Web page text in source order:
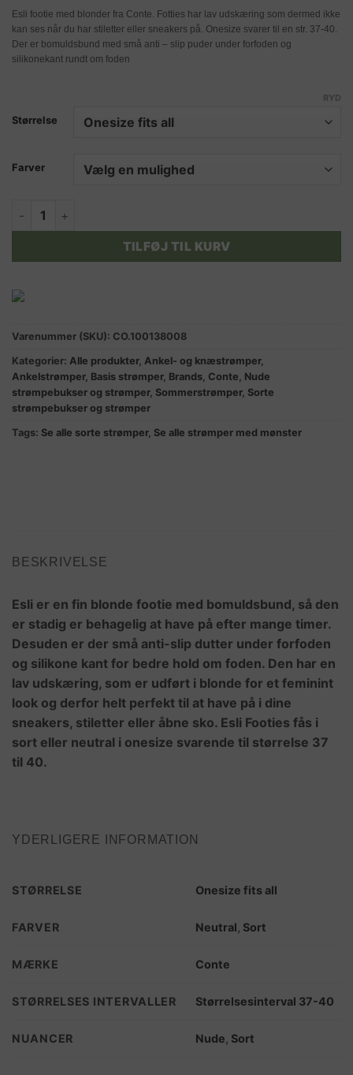
Esli footie med blonder fra Conte. Fotties har lav udskæring som dermed ikke
kan ses når du har stiletter eller sneakers på. Onesize svarer til en str. 37-40.
Der er bomuldsbund med små anti – slip puder under forfoden og
silikonekant rundt om foden
Størrelse
Farver
RYD
ESLI FOOTIE med blonde sort eller neutral antal
TILFØJ TIL KURV
Varenummer (SKU): CO.100138008
Kategorier: Alle produkter, Ankel- og knæstrømper,
Ankelstrømper, Basis strømper, Brands, Conte, Nude
strømpebukser og strømper, Sommerstrømper, Sorte
strømpebukser og strømper
Tags: Se alle sorte strømper, Se alle strømper med mønster
BESKRIVELSE
Esli er en fin blonde footie med bomuldsbund, så den
er stadig er behagelig at have på efter mange timer.
Desuden er der små anti-slip dutter under forfoden
og silikone kant for bedre hold om foden. Den har en
lav udskæring, som er udført i blonde for et feminint
look og derfor helt perfekt til at have på i dine
sneakers, stiletter eller åbne sko. Esli Footies fås i
sort eller neutral i onesize svarende til størrelse 37
til 40.
YDERLIGERE INFORMATION
STØRRELSE Onesize fits all
FARVER Neutral Sort
MÆRKE Conte
STØRRELSES INTERVALLER Størrelsesinterval 37-40
NUANCER Nude Sort